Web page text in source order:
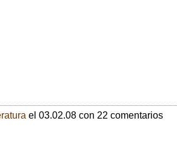
el 03.02.08 con 22 comentarios